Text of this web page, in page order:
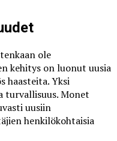
ole
kehitys on luonut uusia
haasteita. Yksi
turvallisuus. Monet
uusiin
henkilökohtaisia